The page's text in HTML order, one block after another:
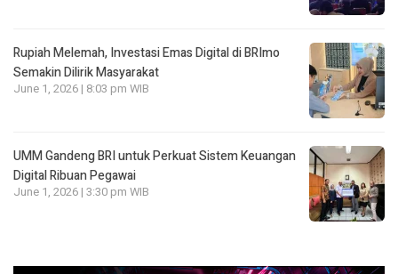
Rupiah Melemah, Investasi Emas Digital di BRImo
Semakin Dilirik Masyarakat
June 1, 2026 | 8:03 pm WIB
UMM Gandeng BRI untuk Perkuat Sistem Keuangan
Digital Ribuan Pegawai
June 1, 2026 | 3:30 pm WIB